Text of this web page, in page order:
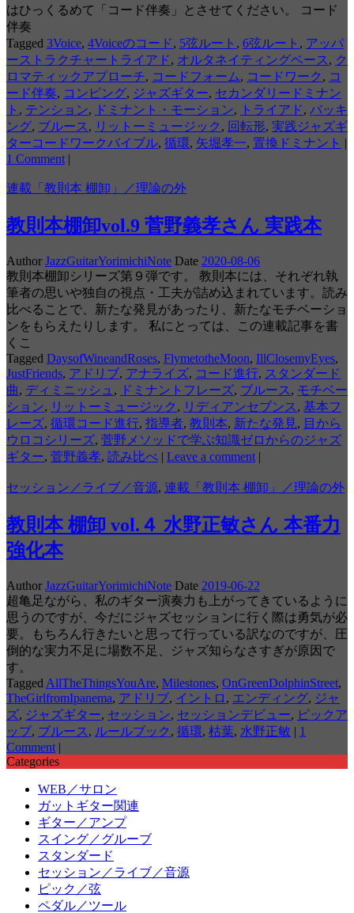
はひっくるめて「コード伴奏」とさせてください。 コード
伴奏
Tagged 3Voice, 4Voiceのコード, 5弦ルート , 6弦ルート , アッパ
ーストラクチャートライアド, オルタネイティングベース , ク
ロマティックアプローチ, コードフォーム, コードワーク , コ
ード伴奏, コンピング, ジャズギター, セカンダリードミナン
ト , テンション, ドミナント・モーション, トライアド, バッキ
ング, ブルース , リットーミュージック , 回転形, 実践ジャズギ
ターコードワークバイブル, 循環, 矢堀孝一, 置換ドミナント |
1 Comment |
連載「教則本 棚卸」／理論の外
教則本棚卸vol.9 菅野義孝さん 実践本
Author JazzGuitarYorimichiNote Date 2020-08-06
教則本棚卸シリーズ第９弾です。 教則本には、それぞれ執
筆者の思いや独自の視点・工夫が詰め込まれています。読み
比べることで、新たな発見があったり、新たなモチベーショ
ンをもらえたりします。 私にとっては、この連載記事を書
くこ
Tagged DaysofWineandRoses, FlymetotheMoon, IllClosemyEyes,
JustFriends, アドリブ, アナライズ, コード進行, スタンダード
曲, ディミニッシュ , ドミナントフレーズ, ブルース , モチベー
ション, リットーミュージック , リディアンセブンス , 基本フ
レーズ, 循環コード進行, 指導者, 教則本, 新たな発見, 目から
ウロコシリーズ, 菅野メソッドで学ぶ知識ゼロからのジャズ
ギター, 菅野義孝, 読み比べ | Leave a comment |
セッション／ライブ／音源, 連載「教則本 棚卸」／理論の外
教則本 棚卸 vol.４ 水野正敏さん 本番力
強化本
Author JazzGuitarYorimichiNote Date 2019-06-22
超亀足ながら、私のギター演奏力も上がってきているように
思うのですが、今だにジャズセッションに行く際は勇気が必
要。もちろん行きたいと思って行っている訳なのですが、圧
倒的な実力不足に場数不足、ジャズ知らなさすぎが原因で
す。
Tagged AllTheThingsYouAre, Milestones, OnGreenDolphinStreet,
TheGirlfromIpanema, アドリブ, イントロ , エンディング, ジャ
ズ, ジャズギター, セッション, セッションデビュー, ピックア
ップ, ブルース , ルールブック , 循環, 枯葉, 水野正敏 | 1
Comment |
Categories
WEB／サロン
ガットギター関連
ギター／アンプ
スイング／グルーブ
スタンダード
セッション／ライブ／音源
ピック／弦
ペダル／ツール